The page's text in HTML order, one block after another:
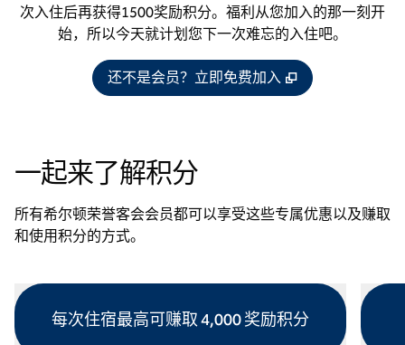
次入住后再获得1500奖励积分。福利从您加入的那一刻开
始，所以今天就计划您下一次难忘的入住吧。
还不是会员？立即免费加入 , 打开新选项卡
一起来了解积分
所有希尔顿荣誉客会会员都可以享受这些专属优惠以及赚取
和使用积分的方式。
每次住宿最高可赚取 4,000 奖励积分